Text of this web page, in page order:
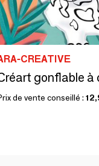
CREATIVE
gonflable à
de vente conseillé :